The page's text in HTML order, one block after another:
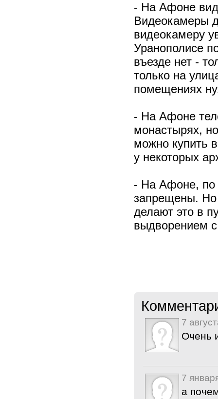
- На Афоне
Видеокамеры
видеокамеру
Уранополисе
въезде нет -
только на
помещениях
- На Афоне
монастырях,
можно купить
у некоторых
- На Афоне, по
запрещены. Но
делают это в
выдворением
7
Очень
7
а